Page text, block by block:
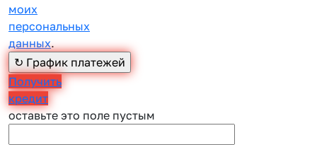
моих
персональных
данных.
Получить
кредит
оставьте это поле пустым